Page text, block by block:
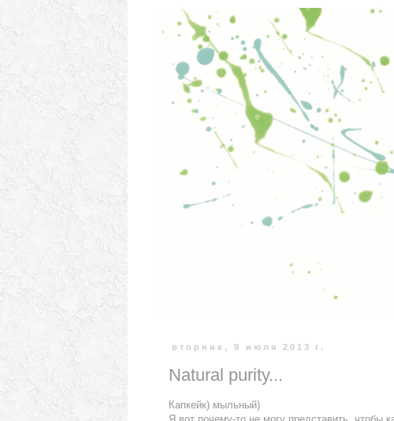
вторник, 9 июля 2013 г.
Natural purity...
Капкейк) мыльный)